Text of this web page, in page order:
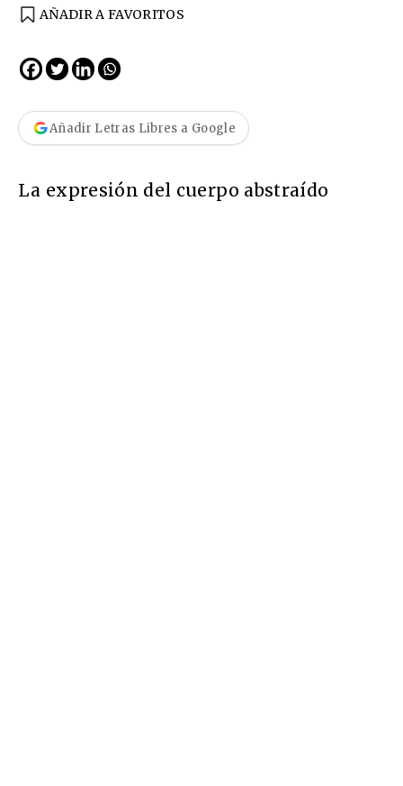
AÑADIR A FAVORITOS
Añadir Letras Libres a Google
La expresión del cuerpo abstraído